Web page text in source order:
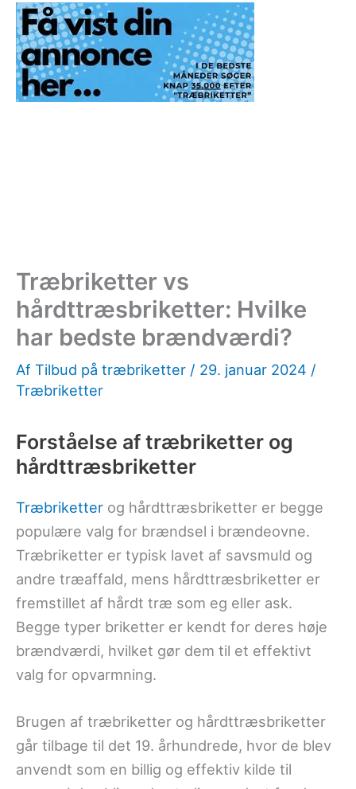
Træbriketter vs
hårdttræsbriketter: Hvilke
har bedste brændværdi?
Af Tilbud på træbriketter / 29. januar 2024 /
Træbriketter
Forståelse af træbriketter og
hårdttræsbriketter
Træbriketter og hårdttræsbriketter er begge
populære valg for brændsel i brændeovne.
Træbriketter er typisk lavet af savsmuld og
andre træaffald, mens hårdttræsbriketter er
fremstillet af hårdt træ som eg eller ask.
Begge typer briketter er kendt for deres høje
brændværdi, hvilket gør dem til et effektivt
valg for opvarmning.
Brugen af træbriketter og hårdttræsbriketter
går tilbage til det 19. århundrede, hvor de blev
anvendt som en billig og effektiv kilde til